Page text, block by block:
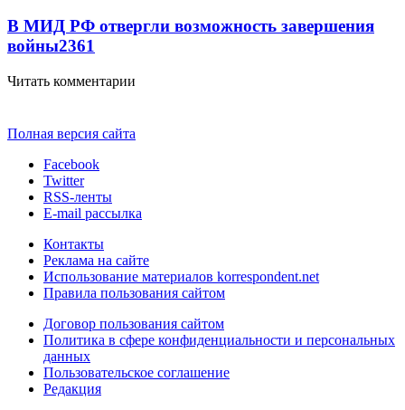
В МИД РФ отвергли возможность завершения
войны2361
Читать комментарии
Полная версия сайта
Facebook
Twitter
RSS-ленты
E-mail рассылка
Контакты
Реклама на сайте
Использование материалов korrespondent.net
Правила пользования сайтом
Договор пользования сайтом
Политика в сфере конфиденциальности и персональных
данных
Пользовательское соглашение
Редакция